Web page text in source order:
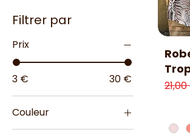
Filtrer par
Prix
3 € 30 €
Couleur
Prix